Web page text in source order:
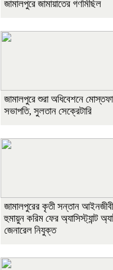
জামালপুরে জামায়াতের গণমিছিল
জামালপুরে শুরা অধিবেশনে মোস্তফা
সভাপতি, সুলতান সেক্রেটারি
জামালপুরের কৃতী সন্তান আইনজীবী
হুমায়ুন করিম ফের অ্যাসিস্ট্যান্ট
জেনারেল নিযুক্ত